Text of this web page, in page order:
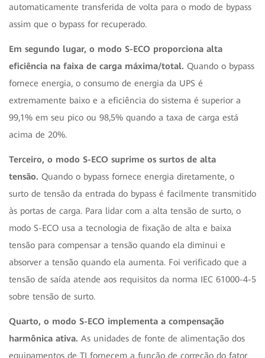
automaticamente transferida de volta para o modo de bypass
assim que o bypass for recuperado.
Em segundo lugar, o modo S-ECO proporciona alta
eficiência na faixa de carga máxima/total. Quando o bypass
fornece energia, o consumo de energia da UPS é
extremamente baixo e a eficiência do sistema é superior a
99,1% em seu pico ou 98,5% quando a taxa de carga está
acima de 20%.
Terceiro, o modo S-ECO suprime os surtos de alta
tensão. Quando o bypass fornece energia diretamente, o
surto de tensão da entrada do bypass é facilmente transmitido
às portas de carga. Para lidar com a alta tensão de surto, o
modo S-ECO usa a tecnologia de fixação de alta e baixa
tensão para compensar a tensão quando ela diminui e
absorver a tensão quando ela aumenta. Foi verificado que a
tensão de saída atende aos requisitos da norma IEC 61000-4-5
sobre tensão de surto.
Quarto, o modo S-ECO implementa a compensação
harmônica ativa. As unidades de fonte de alimentação dos
equipamentos de TI fornecem a função de correção do fator